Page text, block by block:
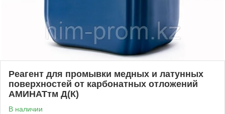
Реагент для промывки медных и латунных
поверхностей от карбонатных отложений
АМИНАТтм Д(К)
В наличии